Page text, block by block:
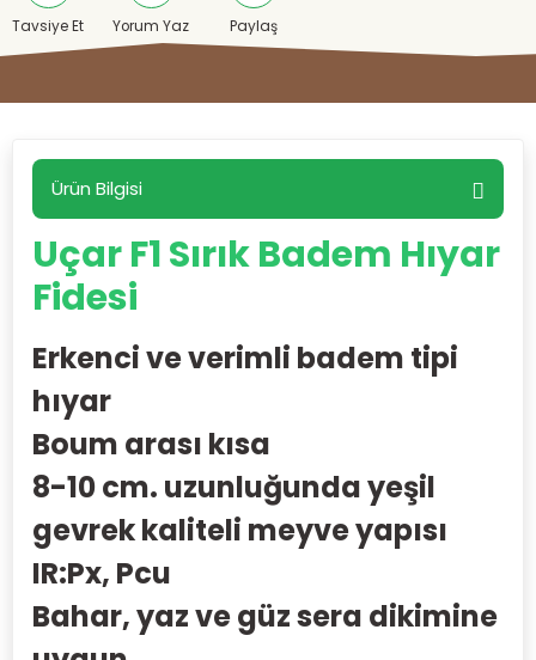
Tavsiye Et Yorum Yaz Paylaş
Ürün Bilgisi
Uçar F1 Sırık Badem Hıyar
Fidesi
Erkenci ve verimli badem tipi
hıyar
Boum arası kısa
8-10 cm. uzunluğunda yeşil
gevrek kaliteli meyve yapısı
IR:Px, Pcu
Bahar, yaz ve güz sera dikimine